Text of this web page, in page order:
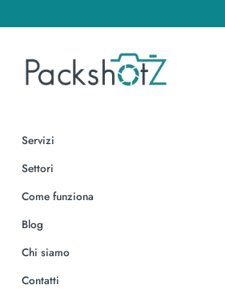
al
Servizi
Settori
Come funziona
Blog
Chi siamo
Contatti